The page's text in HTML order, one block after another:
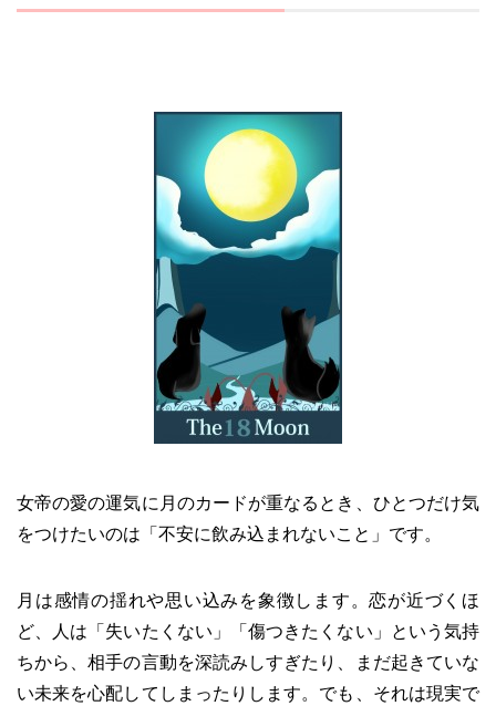
女帝の愛の運気に月のカードが重なるとき、ひとつだけ気
をつけたいのは「不安に飲み込まれないこと」です。
月は感情の揺れや思い込みを象徴します。恋が近づくほ
ど、人は「失いたくない」「傷つきたくない」という気持
ちから、相手の言動を深読みしすぎたり、まだ起きていな
い未来を心配してしまったりします。でも、それは現実で